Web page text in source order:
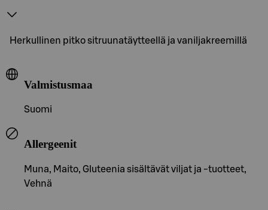
Herkullinen pitko sitruunatäytteellä ja vaniljakreemillä
Valmistusmaa
Suomi
Allergeenit
Muna, Maito, Gluteenia sisältävät viljat ja -tuotteet,
Vehnä